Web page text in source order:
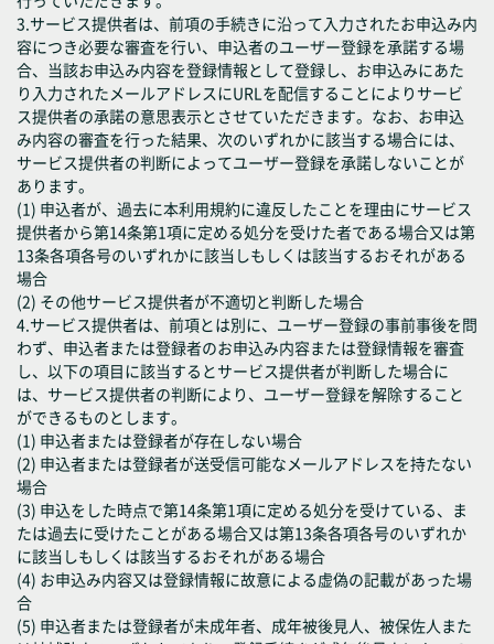
3.サービス提供者は、前項の手続きに沿って入力されたお申込み内
容につき必要な審査を行い、申込者のユーザー登録を承諾する場
合、当該お申込み内容を登録情報として登録し、お申込みにあた
り入力されたメールアドレスにURLを配信することによりサービ
ス提供者の承諾の意思表示とさせていただきます。なお、お申込
み内容の審査を行った結果、次のいずれかに該当する場合には、
サービス提供者の判断によってユーザー登録を承諾しないことが
あります。
(1) 申込者が、過去に本利用規約に違反したことを理由にサービス
提供者から第14条第1項に定める処分を受けた者である場合又は第
13条各項各号のいずれかに該当しもしくは該当するおそれがある
場合
(2) その他サービス提供者が不適切と判断した場合
4.サービス提供者は、前項とは別に、ユーザー登録の事前事後を問
わず、申込者または登録者のお申込み内容または登録情報を審査
し、以下の項目に該当するとサービス提供者が判断した場合に
は、サービス提供者の判断により、ユーザー登録を解除すること
ができるものとします。
(1) 申込者または登録者が存在しない場合
(2) 申込者または登録者が送受信可能なメールアドレスを持たない
場合
(3) 申込をした時点で第14条第1項に定める処分を受けている、ま
たは過去に受けたことがある場合又は第13条各項各号のいずれか
に該当しもしくは該当するおそれがある場合
(4) お申込み内容又は登録情報に故意による虚偽の記載があった場
合
(5) 申込者または登録者が未成年者、成年被後見人、被保佐人また